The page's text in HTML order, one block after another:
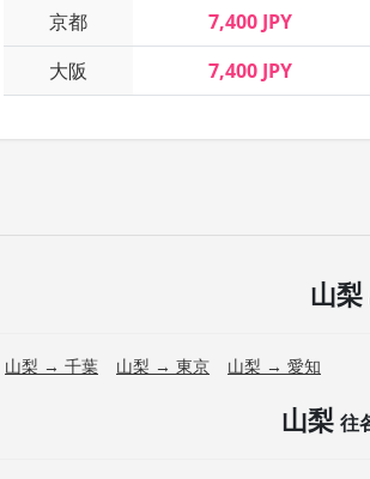
京都
7,400 JPY
大阪
7,400 JPY
山梨
山梨 → 千葉 山梨 → 東京 山梨 → 愛知
山梨 往